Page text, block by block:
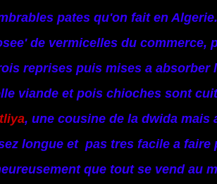
pates qu'on fait en Algerie.
de vermicelles du commerce,
reprises puis mises a absorber
viande et pois chioches sont
, une cousine de la dwida mais
longue et pas tres facile a faire
que tout se vend au